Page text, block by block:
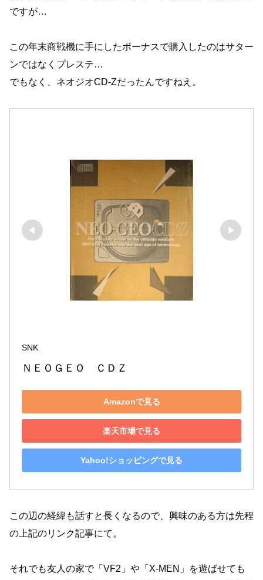
ですが…
この年末商戦機に手にしたボーナスで購入したのはサター
ンではなくプレステ…
でもなく、ネオジオCD-Zだったんですねえ。
SNK
ＮＥＯＧＥＯ　ＣＤＺ
Amazonで見る
楽天市場で見る
Yahoo!ショッピングで見る
この辺の経緯も話すと長くなるので、興味のある方は先程
の上記のリンク記事にて。
それでも友人の家で「VF2」や「X-MEN」を遊ばせても